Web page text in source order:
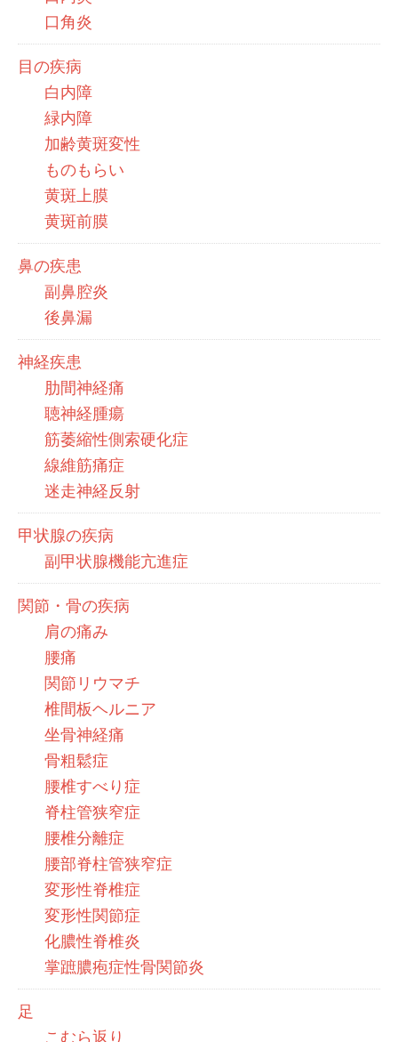
口角炎
目の疾病
白内障
緑内障
加齢黄斑変性
ものもらい
黄斑上膜
黄斑前膜
鼻の疾患
副鼻腔炎
後鼻漏
神経疾患
肋間神経痛
聴神経腫瘍
筋萎縮性側索硬化症
線維筋痛症
迷走神経反射
甲状腺の疾病
副甲状腺機能亢進症
関節・骨の疾病
肩の痛み
腰痛
関節リウマチ
椎間板ヘルニア
坐骨神経痛
骨粗鬆症
腰椎すべり症
脊柱管狭窄症
腰椎分離症
腰部脊柱管狭窄症
変形性脊椎症
変形性関節症
化膿性脊椎炎
掌蹠膿疱症性骨関節炎
足
こむら返り